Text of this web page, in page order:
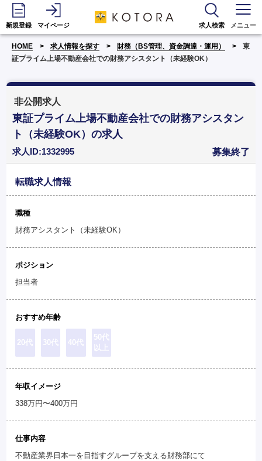
新規登録 マイページ 求人検索 メニュー
HOME 求人情報を探す 財務（BS管理、資金調達・運用）
東
証プライム上場不動産会社での財務アシスタント（未経験OK）
非公開求人
東証プライム上場不動産会社での財務アシスタン
ト（未経験OK）の求人
求人ID:1332995 募集終了
転職求人情報
職種
財務アシスタント（未経験OK）
ポジション
担当者
おすすめ年齢
20代 30代 40代
50代
以上
年収イメージ
338万円〜400万円
仕事内容
不動産業界日本一を目指すグループを支える財務部にて